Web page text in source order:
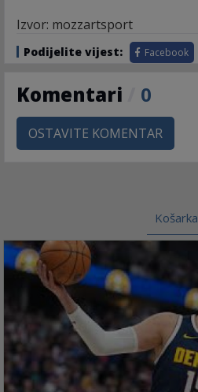
Izvor: mozzartsport
Podijelite vijest: Facebook
Komentari 0
OSTAVITE KOMENTAR
Košarka